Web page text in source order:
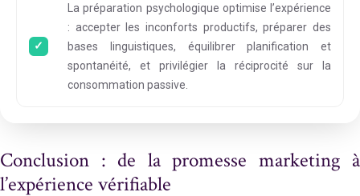
La préparation psychologique optimise l’expérience
: accepter les inconforts productifs, préparer des
bases linguistiques, équilibrer planification et
spontanéité, et privilégier la réciprocité sur la
consommation passive.
Conclusion : de la promesse marketing à
l’expérience vérifiable